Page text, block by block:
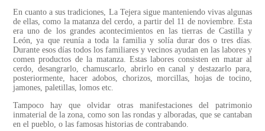
En cuanto a sus tradiciones, La Tejera sigue manteniendo vivas algunas
de ellas, como la matanza del cerdo, a partir del 11 de noviembre. Esta
era uno de los grandes acontecimientos en las tierras de Castilla y
León, ya que reunía a toda la familia y solía durar dos o tres días.
Durante esos días todos los familiares y vecinos ayudan en las labores y
comen productos de la matanza. Estas labores consisten en matar al
cerdo, desangrarlo, chamuscarlo, abrirlo en canal y destazarlo para,
posteriormente, hacer adobos, chorizos, morcillas, hojas de tocino,
jamones, paletillas, lomos etc.
Tampoco hay que olvidar otras manifestaciones del patrimonio
inmaterial de la zona, como son las rondas y alboradas, que se cantaban
en el pueblo, o las famosas historias de contrabando.